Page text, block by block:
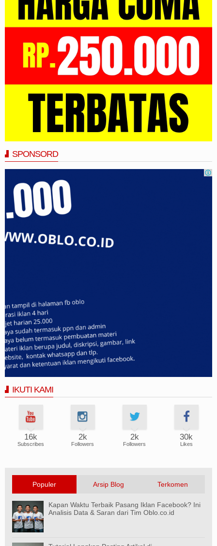
SPONSORD
IKUTI KAMI
16k
Subscribes
2k
Followers
2k
Followers
30k
Likes
Populer Arsip Blog Terkomen
Kapan Waktu Terbaik Pasang Iklan Facebook? Ini
Analisis Data & Saran dari Tim Oblo.co.id